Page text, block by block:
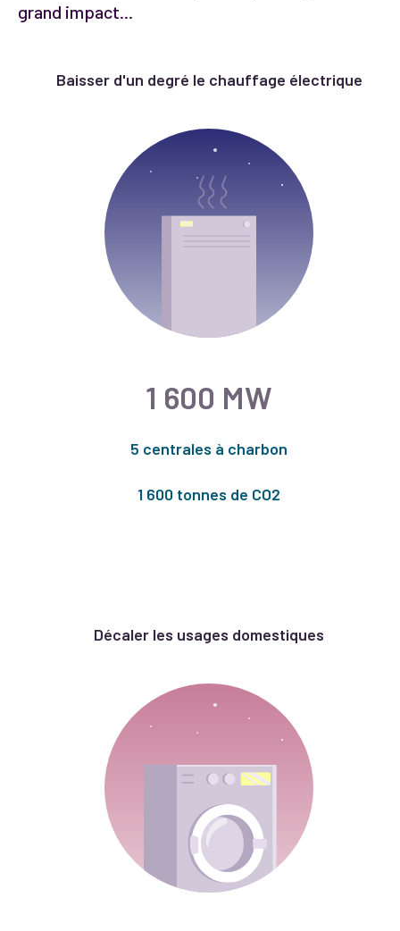
grand impact...
Baisser d'un degré le chauffage électrique
1 600 MW
5 centrales à charbon
1 600 tonnes de CO2
Décaler les usages domestiques